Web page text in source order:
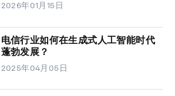
2026年01月15日
电信行业如何在生成式人工智能时代
蓬勃发展？
2025年04月05日